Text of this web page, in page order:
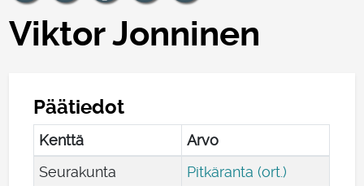
Viktor Jonninen
Päätiedot
Kenttä
Arvo
Seurakunta
Pitkäranta (ort.)